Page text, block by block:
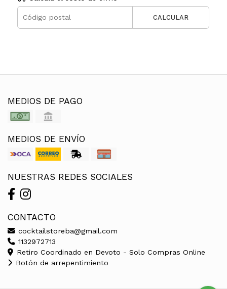
CALCULAR
MEDIOS DE PAGO
MEDIOS DE ENVÍO
NUESTRAS REDES SOCIALES
CONTACTO
cocktailstoreba@gmail.com
1132972713
Retiro Coordinado en Devoto - Solo Compras Online
Botón de arrepentimiento